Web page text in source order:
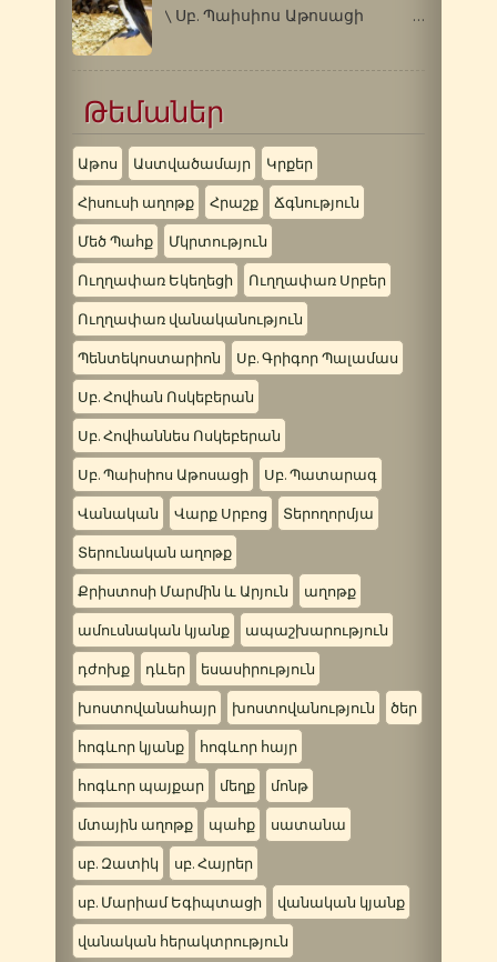
\ Սբ. Պաիսիոս Աթոսացի …
Թեմաներ
Աթոս Աստվածամայր Կրքեր
Հիսուսի աղոթք Հրաշք Ճգնություն
Մեծ Պահք Մկրտություն
Ուղղափառ Եկեղեցի Ուղղափառ Սրբեր
Ուղղափառ վանականություն
Պենտեկոստարիոն Սբ. Գրիգոր Պալամաս
Սբ. Հովհան Ոսկեբերան
Սբ. Հովհաննես Ոսկեբերան
Սբ. Պաիսիոս Աթոսացի Սբ. Պատարագ
Վանական Վարք Սրբոց Տերողորմյա
Տերունական աղոթք
Քրիստոսի Մարմին և Արյուն աղոթք
ամուսնական կյանք ապաշխարություն
դժոխք դևեր եսասիրություն
խոստովանահայր խոստովանություն ծեր
հոգևոր կյանք հոգևոր հայր
հոգևոր պայքար մեղք մոնթ
մտային աղոթք պահք սատանա
սբ. Զատիկ սբ. Հայրեր
սբ. Մարիամ Եգիպտացի վանական կյանք
վանական հերակտրություն